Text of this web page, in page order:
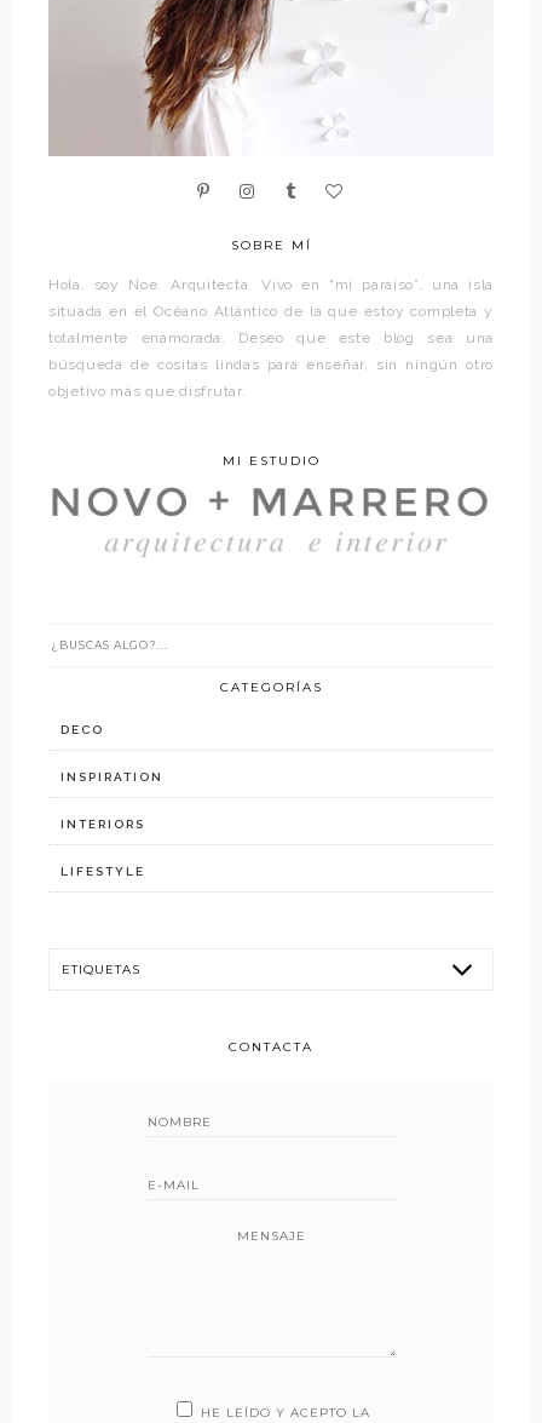
SOBRE MÍ
Hola, soy Noe. Arquitecta. Vivo en “mi paraíso”, una isla
situada en el Océano Atlántico de la que estoy completa y
totalmente enamorada. Deseo que este blog sea una
búsqueda de cositas lindas para enseñar, sin ningún otro
objetivo más que disfrutar.
MI ESTUDIO
CATEGORÍAS
DECO
INSPIRATION
INTERIORS
LIFESTYLE
CONTACTA
MENSAJE
HE LEÍDO Y ACEPTO LA